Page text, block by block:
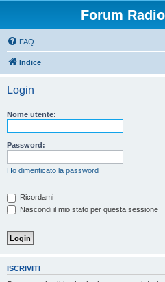
Forum
FAQ
Indice
Login
Nome utente:
Password:
Ho dimenticato la password
Ricordami
Nascondi il mio stato per questa sessione
ISCRIVITI